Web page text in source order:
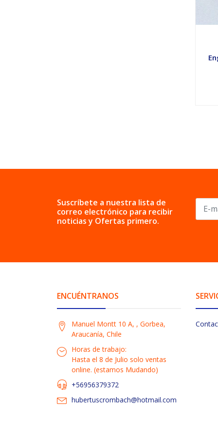
Suscríbete a nuestra lista de
correo electrónico para recibir
noticias y Ofertas primero.
ENCUÉNTRANOS
Manuel Montt 10 A, , Gorbea,
Araucanía, Chile
Horas de trabajo:
Hasta el 8 de Julio solo ventas
online. (estamos Mudando)
+56956379372
hubertuscrombach@hotmail.com